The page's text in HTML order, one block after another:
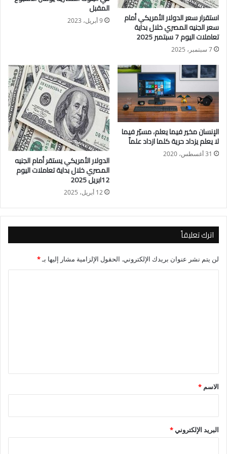
سعر الـ100 ين الياباني
وسعر الـ100 ين الياباني سجل نحو 32.36جنيه للشراء، ونحو
32.61جنيه للبيع،
سعر اليوان الصيني
6.84 جنيه للبيع.
استقرار سعر الدولار الأمريكي أمام
سعر الجنيه المصري خلال بداية
تعاملات اليوم 7 سبتمبر 2025
7 سبتمبر، 2025
المقبل
9 أبريل، 2023
الإنسان مخير فيما يعلم، مسيّر فيما
لا يعلم يزداد حرية كلما ازداد علماً
31 أغسطس، 2020
الدولار الأمريكي يستقر أمام الجنيه
المصري خلال بداية تعاملات اليوم
12ابريل 2025
12 أبريل، 2025
اترك تعليقاً
لن يتم نشر عنوان بريدك الإلكتروني. الحقول الإلزامية مشار إليها بـ*
*
الاسم *
البريد الإلكتروني*